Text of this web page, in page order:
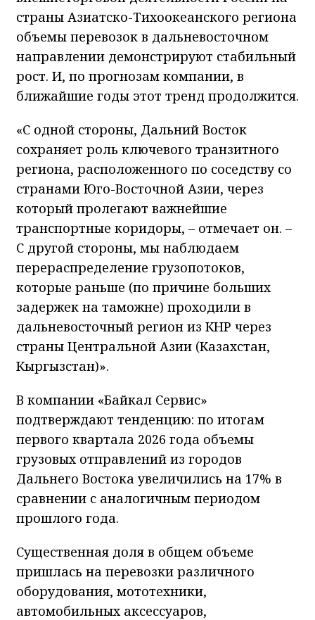
страны Азиатско-Тихоокеанского региона
объемы перевозок в дальневосточном
направлении демонстрируют стабильный
рост. И, по прогнозам компании, в
ближайшие годы этот тренд продолжится.
«С одной стороны, Дальний Восток
сохраняет роль ключевого транзитного
региона, расположенного по соседству со
странами Юго-Восточной Азии, через
который пролегают важнейшие
транспортные коридоры, – отмечает он. –
С другой стороны, мы наблюдаем
перераспределение грузопотоков,
которые раньше (по причине больших
задержек на таможне) проходили в
дальневосточный регион из КНР через
страны Центральной Азии (Казахстан,
Кыргызстан)».
В компании «Байкал Сервис»
подтверждают тенденцию: по итогам
первого квартала 2026 года объемы
грузовых отправлений из городов
Дальнего Востока увеличились на 17% в
сравнении с аналогичным периодом
прошлого года.
Существенная доля в общем объеме
пришлась на перевозки различного
оборудования, мототехники,
автомобильных аксессуаров,